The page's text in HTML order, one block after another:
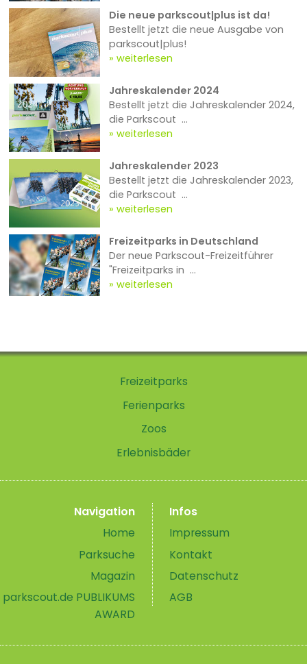
Die neue parkscout|plus ist da!
Bestellt jetzt die neue Ausgabe von
parkscout|plus!
weiterlesen
Jahreskalender 2024
Bestellt jetzt die Jahreskalender 2024,
die Parkscout ...
weiterlesen
Jahreskalender 2023
Bestellt jetzt die Jahreskalender 2023,
die Parkscout ...
weiterlesen
Freizeitparks in Deutschland
Der neue Parkscout-Freizeitführer
"Freizeitparks in ...
weiterlesen
Freizeitparks
Ferienparks
Zoos
Erlebnisbäder
Navigation
Home
Parksuche
Magazin
parkscout.de PUBLIKUMS
AWARD
Infos
Impressum
Kontakt
Datenschutz
AGB